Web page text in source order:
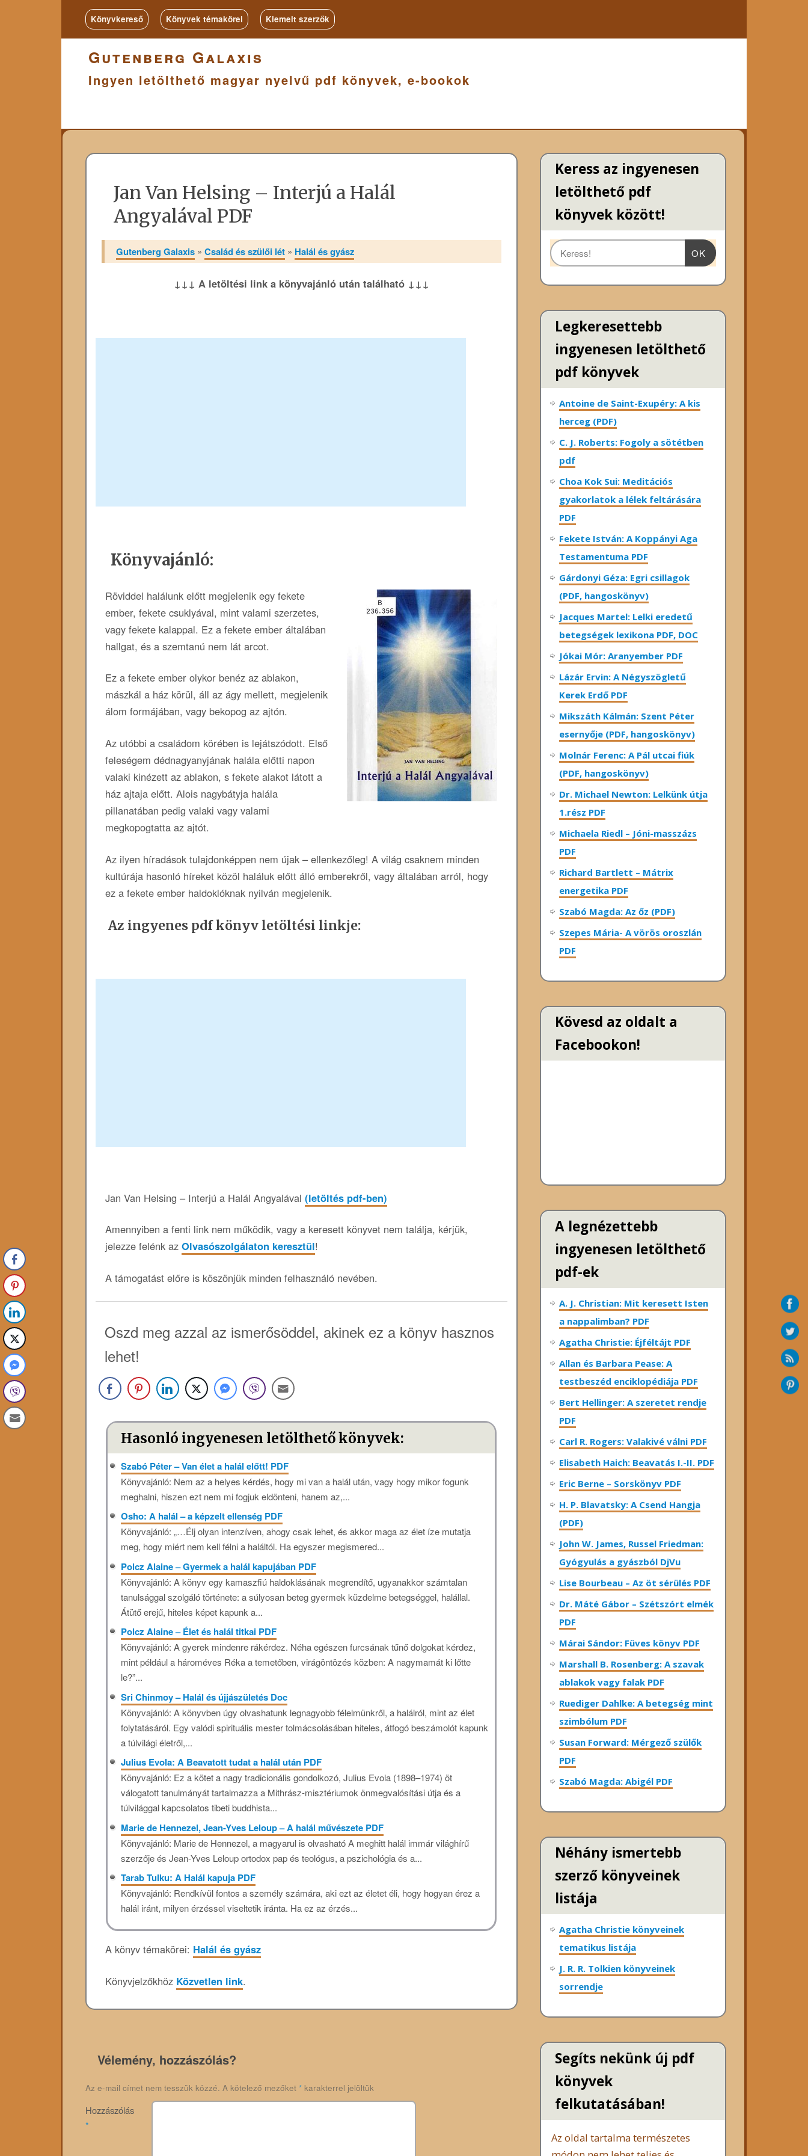
Könyvkereső Könyvek témakörei Kiemelt szerzők
Gutenberg Galaxis
Ingyen letölthető magyar nyelvű pdf könyvek, e-bookok
Jan Van Helsing – Interjú a Halál
Angyalával PDF
Gutenberg Galaxis »Család és szülői lét » Halál és gyász
↓↓↓ A letöltési link a könyvajánló után található ↓↓↓
Könyvajánló:
Röviddel halálunk előtt megjelenik egy fekete
ember, fekete csuklyával, mint valami szerzetes,
vagy fekete kalappal. Ez a fekete ember általában
hallgat, és a szemtanú nem lát arcot.
Ez a fekete ember olykor benéz az ablakon,
mászkál a ház körül, áll az ágy mellett, megjelenik
álom formájában, vagy bekopog az ajtón.
Az utóbbi a családom körében is lejátszódott. Első
feleségem dédnagyanyjának halála előtti napon
valaki kinézett az ablakon, s fekete alakot látott a
ház ajtaja előtt. Alois nagybátyja halála
pillanatában pedig valaki vagy valami
megkopogtatta az ajtót.
Az ilyen híradások tulajdonképpen nem újak – ellenkezőleg! A világ csaknem minden
kultúrája hasonló híreket közöl haláluk előtt álló emberekről, vagy általában arról, hogy
ez a fekete ember haldoklóknak nyilván megjelenik.
Az ingyenes pdf könyv letöltési linkje:
Jan Van Helsing – Interjú a Halál Angyalával (letöltés pdf-ben)
Amennyiben a fenti link nem működik, vagy a keresett könyvet nem találja, kérjük,
jelezze felénk az Olvasószolgálaton keresztül!
A támogatást előre is köszönjük minden felhasználó nevében.
Oszd meg azzal az ismerősöddel, akinek ez a könyv hasznos
lehet!
Hasonló ingyenesen letölthető könyvek:
Szabó Péter – Van élet a halál előtt! PDF
Könyvajánló: Nem az a helyes kérdés, hogy mi van a halál után, vagy hogy mikor fogunk
meghalni, hiszen ezt nem mi fogjuk eldönteni, hanem az,...
Osho: A halál – a képzelt ellenség PDF
Könyvajánló: „…Élj olyan intenzíven, ahogy csak lehet, és akkor maga az élet íze mutatja
meg, hogy miért nem kell félni a haláltól. Ha egyszer megismered...
Polcz Alaine – Gyermek a halál kapujában PDF
Könyvajánló: A könyv egy kamaszfiú haldoklásának megrendítő, ugyanakkor számtalan
tanulsággal szolgáló története: a súlyosan beteg gyermek küzdelme betegséggel, halállal.
Átütő erejű, hiteles képet kapunk a...
Polcz Alaine – Élet és halál titkai PDF
Könyvajánló: A gyerek mindenre rákérdez. Néha egészen furcsának tűnő dolgokat kérdez,
mint például a hároméves Réka a temetőben, virágöntözés közben: A nagymamát ki lőtte
le?”...
Sri Chinmoy – Halál és újjászületés Doc
Könyvajánló: A könyvben úgy olvashatunk legnagyobb félelmünkről, a halálról, mint az élet
folytatásáról. Egy valódi spirituális mester tolmácsolásában hiteles, átfogó beszámolót kapunk
a túlvilági életről,...
Julius Evola: A Beavatott tudat a halál után PDF
Könyvajánló: Ez a kötet a nagy tradicionális gondolkozó, Julius Evola (1898–1974) öt
válogatott tanulmányát tartalmazza a Mithrász-misztériumok önmegvalósítási útja és a
túlvilággal kapcsolatos tibeti buddhista...
Marie de Hennezel, Jean-Yves Leloup – A ​halál művészete PDF
Könyvajánló: Marie ​​de Hennezel, a magyarul is olvasható A meghitt halál immár világhírű
szerzője és Jean-Yves Leloup ortodox pap és teológus, a pszichológia és a...
Tarab Tulku: A Halál kapuja PDF
Könyvajánló: Rendkívül fontos a személy számára, aki ezt az életet éli, hogy hogyan érez a
halál iránt, milyen érzéssel viseltetik iránta. Ha ez az érzés...
A könyv témakörei: Halál és gyász
Könyvjelzőkhöz Közvetlen link.
Vélemény, hozzászólás?
Az e-mail címet nem tesszük közzé. A kötelező mezőket *karakterrel jelöltük
Hozzászólás
*
Keress az ingyenesen
letölthető pdf
könyvek között!
OK
Legkeresettebb
ingyenesen letölthető
pdf könyvek
Antoine de Saint-Exupéry: A kis
herceg (PDF)
C. J. Roberts: Fogoly a sötétben
pdf
Choa Kok Sui: Meditációs
gyakorlatok a lélek feltárására
PDF
Fekete István: A Koppányi Aga
Testamentuma PDF
Gárdonyi Géza: Egri csillagok
(PDF, hangoskönyv)
Jacques Martel: Lelki eredetű
betegségek lexikona PDF, DOC
Jókai Mór: Aranyember PDF
Lázár Ervin: A Négyszögletű
Kerek Erdő PDF
Mikszáth Kálmán: Szent Péter
esernyője (PDF, hangoskönyv)
Molnár Ferenc: A Pál utcai fiúk
(PDF, hangoskönyv)
Dr. Michael Newton: Lelkünk útja
1.rész PDF
Michaela Riedl – Jóni-masszázs
PDF
Richard Bartlett – Mátrix
energetika PDF
Szabó Magda: Az őz (PDF)
Szepes Mária- A vörös oroszlán
PDF
Kövesd az oldalt a
Facebookon!
A legnézettebb
ingyenesen letölthető
pdf-ek
A. J. Christian: Mit keresett Isten
a nappalimban? PDF
Agatha Christie: Éjféltájt PDF
Allan és Barbara Pease: A
testbeszéd enciklopédiája PDF
Bert Hellinger: A ​szeretet rendje
PDF
Carl R. Rogers: Valakivé válni PDF
Elisabeth Haich: Beavatás I.-II. PDF
Eric Berne – Sorskönyv PDF
H. P. Blavatsky: A Csend Hangja
(PDF)
John W. James, Russel Friedman:
Gyógyulás a gyászból DjVu
Lise Bourbeau – Az öt sérülés PDF
Dr. Máté Gábor – Szétszórt elmék
PDF
Márai Sándor: Füves könyv PDF
Marshall B. Rosenberg: A szavak
ablakok vagy falak PDF
Ruediger Dahlke: A betegség mint
szimbólum PDF
Susan Forward: Mérgező szülők
PDF
Szabó Magda: Abigél PDF
Néhány ismertebb
szerző könyveinek
listája
Agatha Christie könyveinek
tematikus listája
J. R. R. Tolkien könyveinek
sorrendje
Segíts nekünk új pdf
könyvek
felkutatásában!
Az oldal tartalma természetes